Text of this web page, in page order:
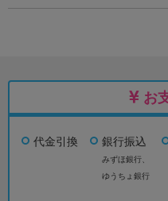
お
代金引換 銀行振込
みずほ銀行、
ゆうちょ銀行